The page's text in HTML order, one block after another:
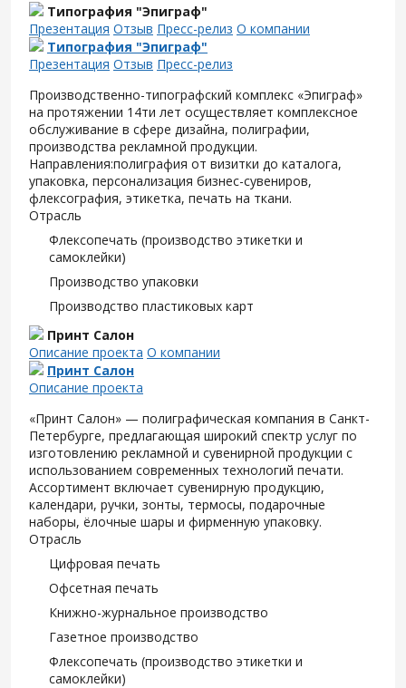
Типография "Эпиграф"
Презентация Отзыв Пресс-релиз О компании
Типография "Эпиграф"
Презентация Отзыв Пресс-релиз
Производственно-типографский комплекс «Эпиграф»
на протяжении 14ти лет осуществляет комплексное
обслуживание в сфере дизайна, полиграфии,
производства рекламной продукции.
Направления:полиграфия от визитки до каталога,
упаковка, персонализация бизнес-сувениров,
флексография, этикетка, печать на ткани.
Отрасль
Флексопечать (производство этикетки и
самоклейки)
Производство упаковки
Производство пластиковых карт
Принт Салон
Описание проекта О компании
Принт Салон
Описание проекта
«Принт Салон» — полиграфическая компания в Санкт-
Петербурге, предлагающая широкий спектр услуг по
изготовлению рекламной и сувенирной продукции с
использованием современных технологий печати.
Ассортимент включает сувенирную продукцию,
календари, ручки, зонты, термосы, подарочные
наборы, ёлочные шары и фирменную упаковку.
Отрасль
Цифровая печать
Офсетная печать
Книжно-журнальное производство
Газетное производство
Флексопечать (производство этикетки и
самоклейки)